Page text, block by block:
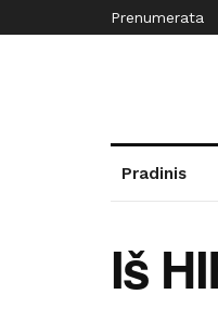
Prenumerata
Pradinis
Iš